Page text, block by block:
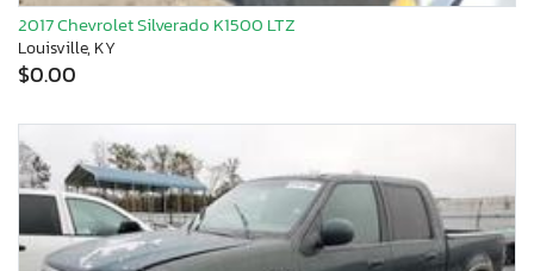
2017 Chevrolet Silverado K1500 LTZ
Louisville, KY
$0.00